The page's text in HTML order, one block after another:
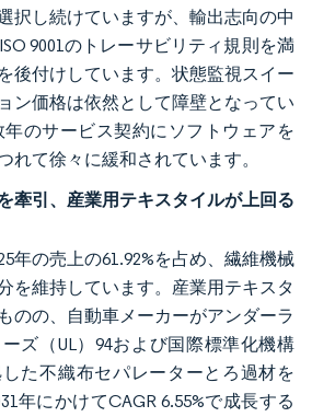
択し続けていますが、輸出志向の中
9001のトレーサビリティ規則を満
後付けしています。状態監視スイー
ン価格は依然として障壁となってい
年のサービス契約にソフトウェアを
れて徐々に緩和されています。
牽引、産業用テキスタイルが上回る
年の売上の61.92%を占め、繊維機械
を維持しています。産業用テキスタ
のの、自動車メーカーがアンダーラ
ズ（UL）94および国際標準化機構
した不織布セパレーターとろ過材を
年にかけてCAGR 6.55%で成長する